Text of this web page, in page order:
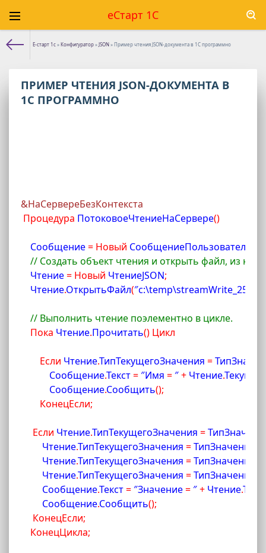
еСтарт 1С
Е-старт 1с»Конфигуратор»JSON» Пример чтения JSON-документа в 1С программно
ПРИМЕР ЧТЕНИЯ JSON-ДОКУМЕНТА В
1С ПРОГРАММНО
&НаСервереБезКонтекста
Процедура ПотоковоеЧтениеНаСервере()
Сообщение = Новый СообщениеПользователю
// Создать объект чтения и открыть файл, из
Чтение = Новый ЧтениеJSON;
Чтение.ОткрытьФайл(″c:\temp\streamWrite_253
// Выполнить чтение поэлементно в цикле.
Пока Чтение.Прочитать() Цикл
Если Чтение.ТипТекущегоЗначения =
Сообщение.Текст = ″Имя = ″ + Чтение.
Сообщение.Сообщить();
КонецЕсли;
Если Чтение.ТипТекущегоЗначения =
Чтение.ТипТекущегоЗначения =
Чтение.ТипТекущегоЗначения =
Чтение.ТипТекущегоЗначения =
Сообщение.Текст = ″Значение = ″ + Чтение.
Сообщение.Сообщить();
КонецЕсли;
КонецЦикла;